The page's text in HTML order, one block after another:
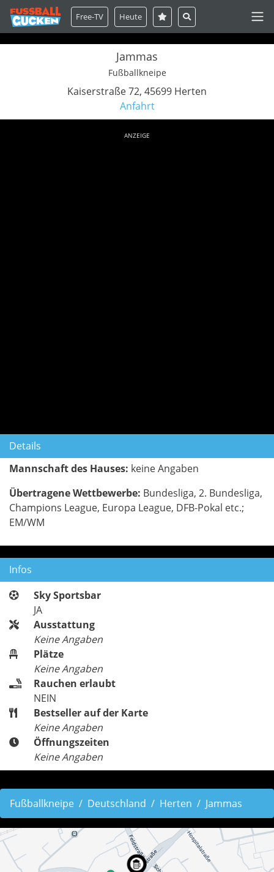
Free-TV Heute
Jammas
Fußballkneipe
Kaiserstraße 72, 45699 Herten
Anfahrt
ANZEIGE
Details
Mannschaft des Hauses: keine Angaben
Übertragene Wettbewerbe: Bundesliga, 2. Bundesliga,
Champions League, Europa League, DFB-Pokal etc.;
EM/WM
Infos
Sky Sportsbar
JA
Ausstattung
Keine Angaben
Plätze
Keine Angaben
Rauchen erlaubt
NEIN
Bestseller auf der Karte
Keine Angaben
Öffnungszeiten
Keine Angaben
Fußballkneipe Deutschland Herten Jammas